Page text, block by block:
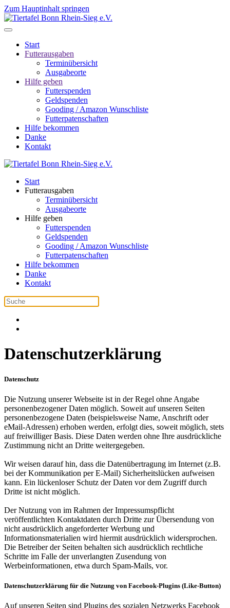
Zum Hauptinhalt springen
Start
Futterausgaben
Terminübersicht
Ausgabeorte
Hilfe geben
Futterspenden
Geldspenden
Gooding / Amazon Wunschliste
Futterpatenschaften
Hilfe bekommen
Danke
Kontakt
Start
Futterausgaben
Terminübersicht
Ausgabeorte
Hilfe geben
Futterspenden
Geldspenden
Gooding / Amazon Wunschliste
Futterpatenschaften
Hilfe bekommen
Danke
Kontakt
Datenschutzerklärung
Datenschutz
Die Nutzung unserer Webseite ist in der Regel ohne Angabe
personenbezogener Daten möglich. Soweit auf unseren Seiten
personenbezogene Daten (beispielsweise Name, Anschrift oder
eMail-Adressen) erhoben werden, erfolgt dies, soweit möglich, stets
auf freiwilliger Basis. Diese Daten werden ohne Ihre ausdrückliche
Zustimmung nicht an Dritte weitergegeben.
Wir weisen darauf hin, dass die Datenübertragung im Internet (z.B.
bei der Kommunikation per E-Mail) Sicherheitslücken aufweisen
kann. Ein lückenloser Schutz der Daten vor dem Zugriff durch
Dritte ist nicht möglich.
Der Nutzung von im Rahmen der Impressumspflicht
veröffentlichten Kontaktdaten durch Dritte zur Übersendung von
nicht ausdrücklich angeforderter Werbung und
Informationsmaterialien wird hiermit ausdrücklich widersprochen.
Die Betreiber der Seiten behalten sich ausdrücklich rechtliche
Schritte im Falle der unverlangten Zusendung von
Werbeinformationen, etwa durch Spam-Mails, vor.
Datenschutzerklärung für die Nutzung von Facebook-Plugins (Like-Button)
Auf unseren Seiten sind Plugins des sozialen Netzwerks Facebook